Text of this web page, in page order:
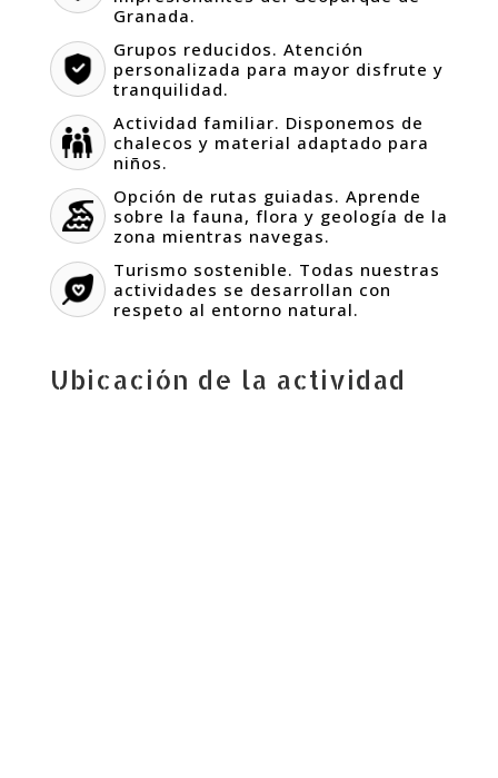
Granada.
Grupos reducidos. Atención
personalizada para mayor disfrute y
tranquilidad.
Actividad familiar. Disponemos de
chalecos y material adaptado para
niños.
Opción de rutas guiadas. Aprende
sobre la fauna, flora y geología de la
zona mientras navegas.
Turismo sostenible. Todas nuestras
actividades se desarrollan con
respeto al entorno natural.
Ubicación de la actividad